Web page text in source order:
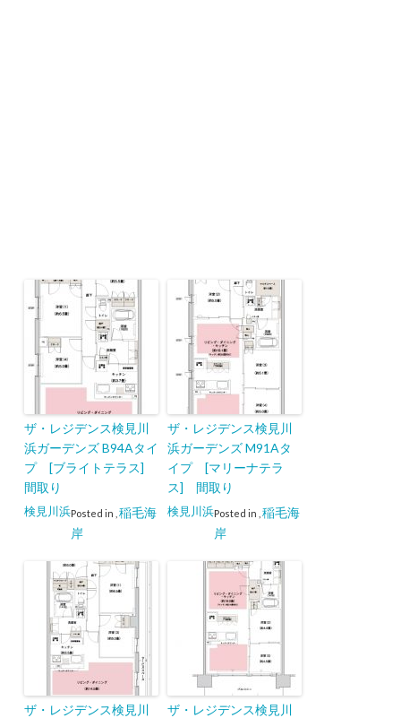
ザ・レジデンス検見川
浜ガーデンズ B94Aタイ
プ [ブライトテラス]
間取り
Posted in
検見川浜
稲毛海
岸
ザ・レジデンス検見川
浜ガーデンズ M91Aタ
イプ [マリーナテラ
ス] 間取り
Posted in
検見川浜
稲毛海
岸
ザ・レジデンス検見川
ザ・レジデンス検見川